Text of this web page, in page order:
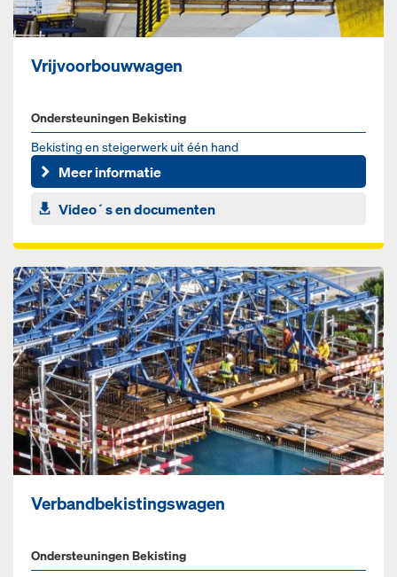
Vrijvoorbouwwagen
Ondersteuningen Bekisting
Bekisting en steigerwerk uit één hand
Meer informatie
Video´s en documenten
Verbandbekistingswagen
Ondersteuningen Bekisting